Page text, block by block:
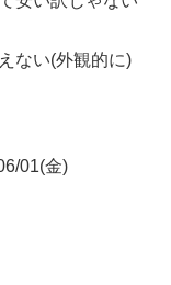
ない(外観的に)
01(金)